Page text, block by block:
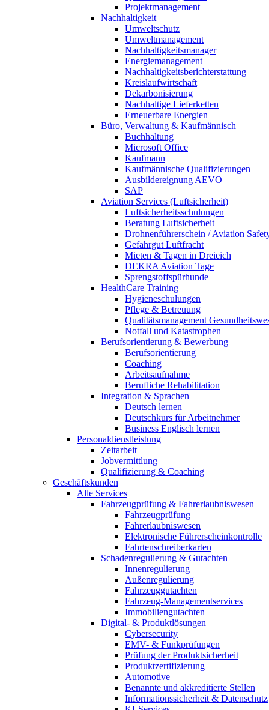
Projektmanagement
Nachhaltigkeit
Umweltschutz
Umweltmanagement
Nachhaltigkeitsmanager
Energiemanagement
Nachhaltigkeitsberichterstattung
Kreislaufwirtschaft
Dekarbonisierung
Nachhaltige Lieferketten
Erneuerbare Energien
Büro, Verwaltung & Kaufmännisch
Buchhaltung
Microsoft Office
Kaufmann
Kaufmännische Qualifizierungen
Ausbildereignung AEVO
SAP
Aviation Services (Luftsicherheit)
Luftsicherheitsschulungen
Beratung Luftsicherheit
Drohnenführerschein / Aviation
Gefahrgut Luftfracht
Mieten & Tagen in Dreieich
DEKRA Aviation Tage
Sprengstoffspürhunde
HealthCare Training
Hygieneschulungen
Pflege & Betreuung
Qualitätsmanagement
Notfall und Katastrophen
Berufsorientierung & Bewerbung
Berufsorientierung
Coaching
Arbeitsaufnahme
Berufliche Rehabilitation
Integration & Sprachen
Deutsch lernen
Deutschkurs für Arbeitnehmer
Business Englisch lernen
Personaldienstleistung
Zeitarbeit
Jobvermittlung
Qualifizierung & Coaching
Geschäftskunden
Alle Services
Fahrzeugprüfung & Fahrerlaubniswesen
Fahrzeugprüfung
Fahrerlaubniswesen
Elektronische Führerscheinkontrolle
Fahrtenschreiberkarten
Schadenregulierung & Gutachten
Innenregulierung
Außenregulierung
Fahrzeuggutachten
Fahrzeug-Managementservices
Immobiliengutachten
Digital- & Produktlösungen
Cybersecurity
EMV- & Funkprüfungen
Prüfung der Produktsicherheit
Produktzertifizierung
Automotive
Benannte und akkreditierte Stellen
Informationssicherheit & Datenschutz